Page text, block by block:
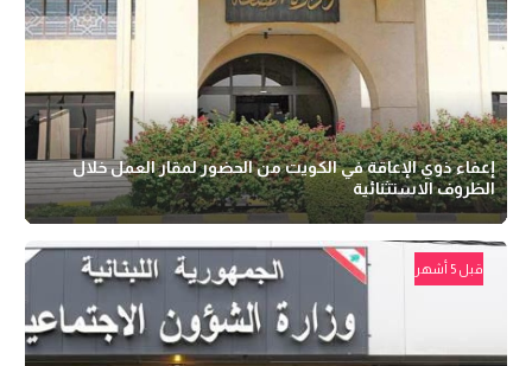
إعفاء ذوي الإعاقة في الكويت من الحضور لمقار العمل خلال
الظروف الاستثنائية
قبل 5 أشهر